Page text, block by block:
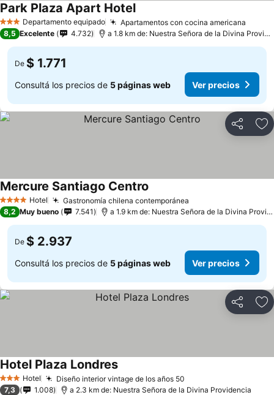
3 EstrellasDepartamento equipado Apartamentos con cocina americana
Park Plaza Apart Hotel
8,5 Excelente 4.732 a 1.8 km de: Nuestra Señora de la Divina Providencia
De $ 1.771
Consultá los precios de 5 páginas web Ver precios
Compartir
4 EstrellasHotel Gastronomía chilena contemporánea
Mercure Santiago Centro
8,2 Muy bueno 7.541 a 1.9 km de: Nuestra Señora de la Divina Providencia
De $ 2.937
Consultá los precios de 5 páginas web Ver precios
Compartir
3 Estrellas
Hotel Diseño interior vintage de los años 50
Hotel Plaza Londres
7,3 1.008 a 2.3 km de: Nuestra Señora de la Divina Providencia